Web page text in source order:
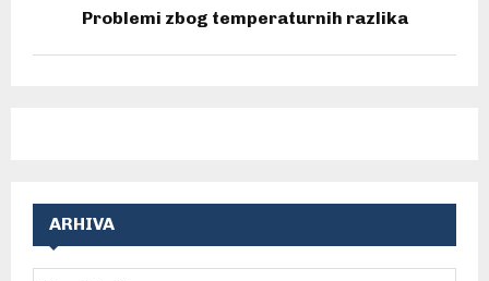
Problemi zbog temperaturnih razlika
ARHIVA